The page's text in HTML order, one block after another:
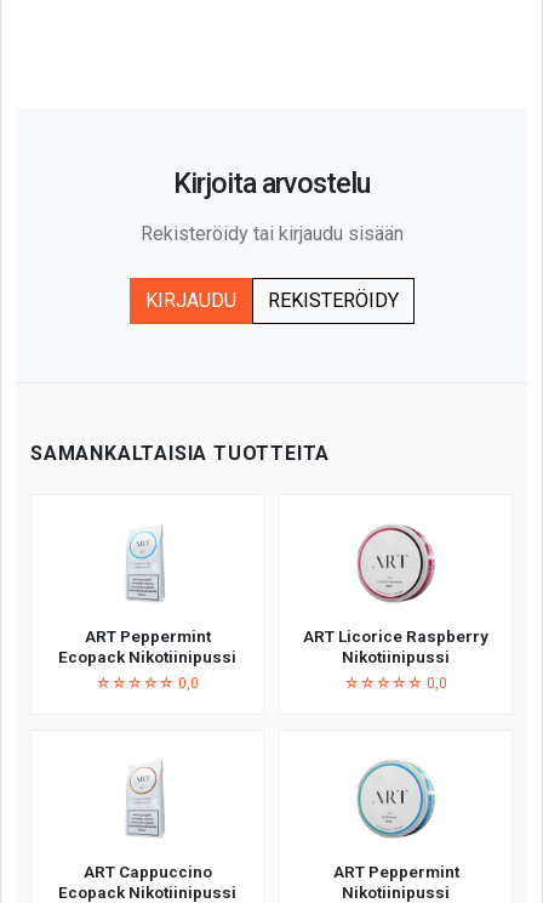
Kirjoita arvostelu
Rekisteröidy tai kirjaudu sisään
KIRJAUDU REKISTERÖIDY
SAMANKALTAISIA TUOTTEITA
ART Peppermint
Ecopack Nikotiinipussi
☆☆☆☆☆ 0,0
ART Licorice Raspberry
Nikotiinipussi
☆☆☆☆☆ 0,0
ART Cappuccino
Ecopack Nikotiinipussi
ART Peppermint
Nikotiinipussi